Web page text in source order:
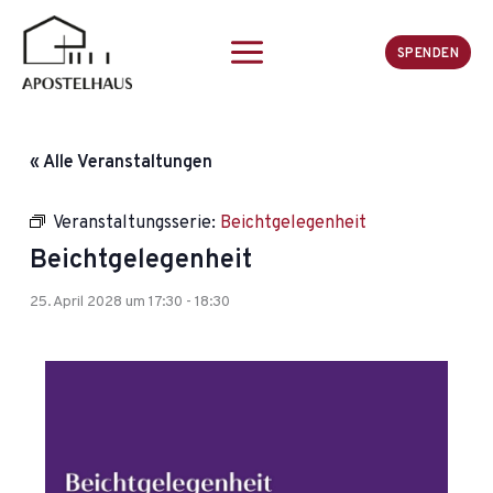
springen
SPENDEN
« Alle Veranstaltungen
Veranstaltungsserie: Beichtgelegenheit
Beichtgelegenheit
25. April 2028 um 17:30 -18:30